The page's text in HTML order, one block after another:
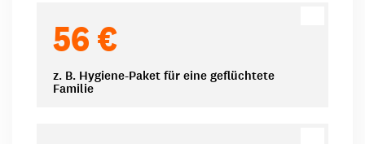
56 €
z. B. Hygiene-Paket für eine geflüchtete
Familie